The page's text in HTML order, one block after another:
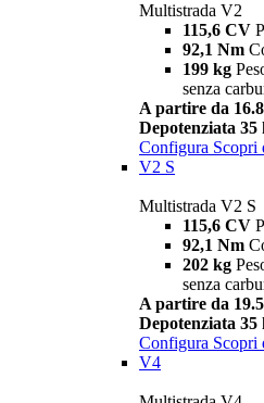
Multistrada V2
115,6 CV
92,1 Nm
199 kg
senza
A partire da
Depotenziata 35
Configura Scopri
V2 S
Multistrada V2 S
115,6 CV
92,1 Nm
202 kg
senza
A partire da
Depotenziata 35
Configura Scopri
V4